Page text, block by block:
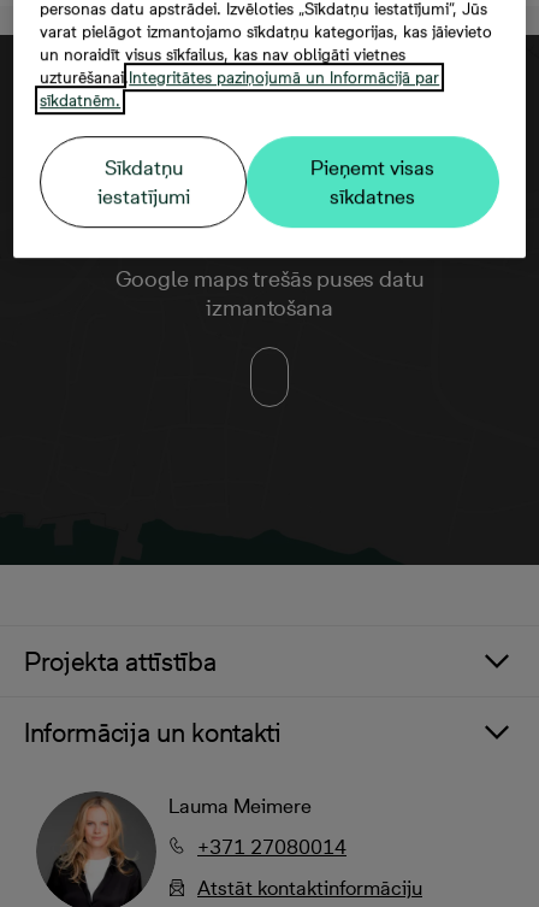
Google maps trešās puses datu
izmantošana
Projekta attīstība
Informācija un kontakti
Lauma Meimere
+371 27080014
Atstāt kontaktinformāciju
personas datu apstrādei. Izvēloties „Sīkdatņu iestatījumi”, Jūs
varat pielāgot izmantojamo sīkdatņu kategorijas, kas jāievieto
un noraidīt visus sīkfailus, kas nav obligāti vietnes
uzturēšanai.Integritātes paziņojumā un Informācijā par
sīkdatnēm.
Sīkdatņu
iestatījumi
Pieņemt visas
sīkdatnes